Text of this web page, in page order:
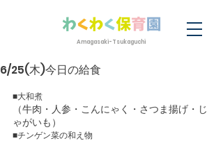
Amagasaki-Tsukaguchi
6/25(木)今日の給食
■大和煮
（牛肉・人参・こんにゃく・さつま揚げ・じ
ゃがいも）
■チンゲン菜の和え物